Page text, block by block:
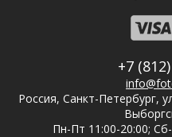
+7
Россия, Санкт-Петербург,
Пн-Пт 11:00-20:00;